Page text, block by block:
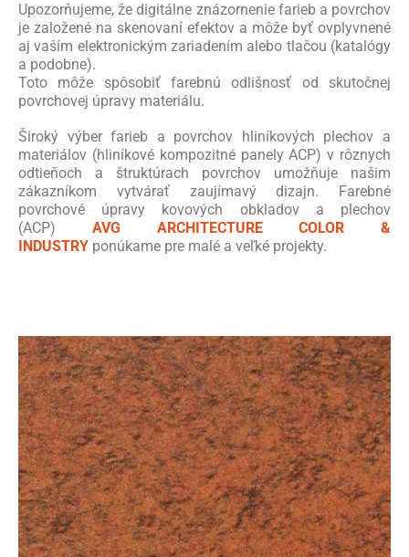
Upozorňujeme, že digitálne znázornenie farieb a povrchov
je založené na skenovaní efektov a môže byť ovplyvnené
aj vaším elektronickým zariadením alebo tlačou (katalógy
a podobne).
Toto môže spôsobiť farebnú odlišnosť od skutočnej
povrchovej úpravy materiálu.
Široký výber farieb a povrchov hliníkových plechov a
materiálov (hliníkové kompozitné panely ACP) v rôznych
odtieňoch a štruktúrach povrchov umožňuje našim
zákazníkom vytvárať zaujímavý dizajn. Farebné
povrchové úpravy kovových obkladov a plechov
(ACP) AVG ARCHITECTURE COLOR &
INDUSTRY ponúkame pre malé a veľké projekty.